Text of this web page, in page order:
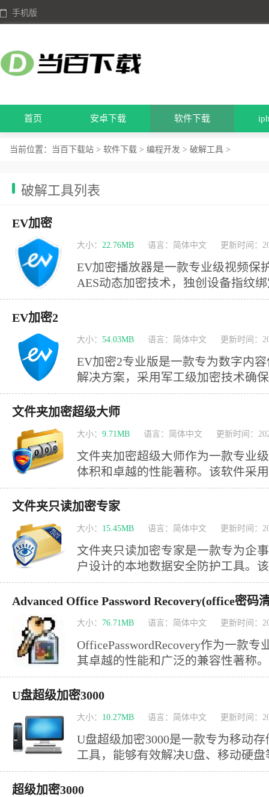
手机版
首页 安卓下载 软件下载
当前位置： 当百下载站 > 软件下载 > 编程开发 > 破解工具 >
破解工具列表
EV加密
大小： 22.76MB 语言：简体中文 更新时间：
EV加密播放器是一款专业级视频保
AES动态加密技术，独创设备指纹
不可摧的安全防护。其智能反录屏
EV加密2
大小： 54.03MB 语言：简体中文 更新时间：
EV加密2专业版是一款专为数字内
解决方案，采用军工级加密技术确
对安全。其独创的智能防护体系能
取、翻录和破解行为，为知识
文件夹加密超级大师
大小： 9.71MB 语言：简体中文 更新时间：
文件夹加密超级大师作为一款专业
体积和卓越的性能著称。该软件采
系统驱动技术，为用户提供坚不可
处理的文件不仅能抵御非法访问，
密、全面加密、金钻加密及移动加
文件夹只读加密专家
大小： 15.45MB 语言：简体中文 更新时间：
文件夹只读加密专家是一款专为企
户设计的本地数据安全防护工具。
系，可对文件夹及磁盘进行多层级
外泄。其特色功能包括：防复制、
据安全构筑坚实屏障。欢迎有需求
Advanced Office Password Recovery(office密码
大小： 76.71MB 语言：简体中文 更新时间：
OfficePasswordRecovery作为一款
其卓越的性能和广泛的兼容性著称
算法，全面支持Word、Excel等14
复，在保证文件完整性的前提下提
析，能有效应对各类复杂密码
U盘超级加密3000
大小： 10.27MB 语言：简体中文 更新时间：
U盘超级加密3000是一款专为移动
工具，能够有效解决U盘、移动硬
该软件采用先进的加密技术，确保
性——无论在任何电脑上使用，都
超级加密3000